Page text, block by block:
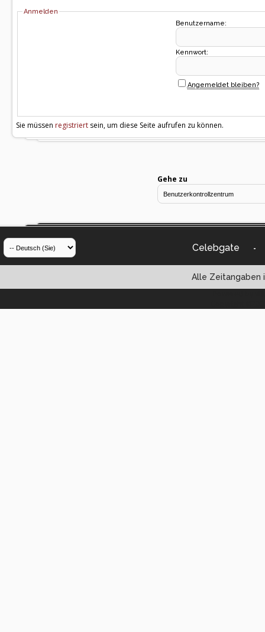
Anmelden
Benutzername:
Kennwort:
Angemeldet bleiben?
Sie müssen registriert sein, um diese Seite aufrufen zu können.
Gehe zu
Celebgate -
Alle Zeitangaben